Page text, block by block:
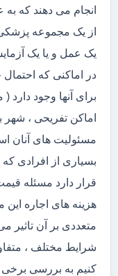
انجام می دهند که به
از یک مجموعه
یک عمل و یا یک
در اماکنی که احتمال
برای آنها وجود دارد
اماکن تفریحی ، شهر
مسئولیت های آنان
بسیاری از افرادی
قرار دارد مسئله
هزینه های اجاره
متعددی بر آن تاثیر
شرایط مختلف ،
کنیم به بررسی برخی